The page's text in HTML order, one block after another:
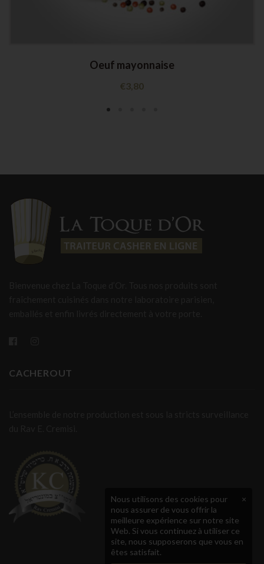
Oeuf mayonnaise
€3,80
CACHEROUT
×
Nous utilisons des cookies pour
nous assurer de vous offrir la
meilleure expérience sur notre site
Web. Si vous continuez à utiliser ce
site, nous supposerons que vous en
êtes satisfait.